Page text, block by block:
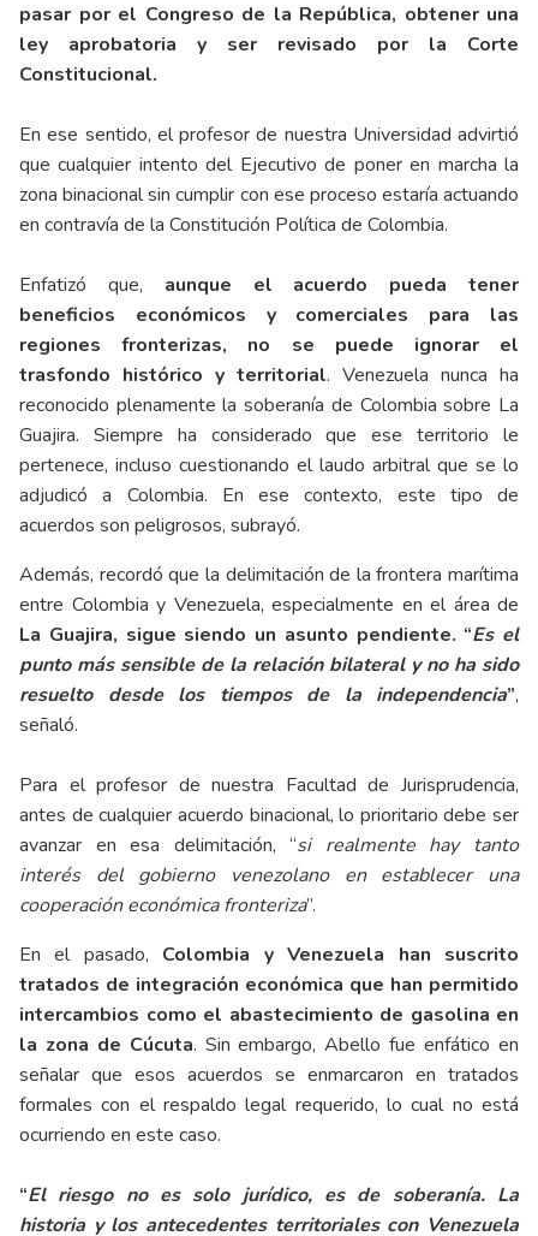
pasar por el Congreso de la República, obtener una
ley aprobatoria y ser revisado por la Corte
Constitucional.
En ese sentido, el profesor de nuestra Universidad advirtió
que cualquier intento del Ejecutivo de poner en marcha la
zona binacional sin cumplir con ese proceso estaría actuando
en contravía de la Constitución Política de Colombia.
Enfatizó que, aunque el acuerdo pueda tener
beneficios económicos y comerciales para las
regiones fronterizas, no se puede ignorar el
trasfondo histórico y territorial. Venezuela nunca ha
reconocido plenamente la soberanía de Colombia sobre La
Guajira. Siempre ha considerado que ese territorio le
pertenece, incluso cuestionando el laudo arbitral que se lo
adjudicó a Colombia. En ese contexto, este tipo de
acuerdos son peligrosos, subrayó.
Además, recordó que la delimitación de la frontera marítima
entre Colombia y Venezuela, especialmente en el área de
La Guajira, sigue siendo un asunto pendiente. “Es el
punto más sensible de la relación bilateral y no ha sido
resuelto desde los tiempos de la independencia”,
señaló.
Para el profesor de nuestra Facultad de Jurisprudencia,
antes de cualquier acuerdo binacional, lo prioritario debe ser
avanzar en esa delimitación, “si realmente hay tanto
interés del gobierno venezolano en establecer una
cooperación económica fronteriza”.
En el pasado, Colombia y Venezuela han suscrito
tratados de integración económica que han permitido
intercambios como el abastecimiento de gasolina en
la zona de Cúcuta. Sin embargo, Abello fue enfático en
señalar que esos acuerdos se enmarcaron en tratados
formales con el respaldo legal requerido, lo cual no está
ocurriendo en este caso.
“El riesgo no es solo jurídico, es de soberanía. La
historia y los antecedentes territoriales con Venezuela